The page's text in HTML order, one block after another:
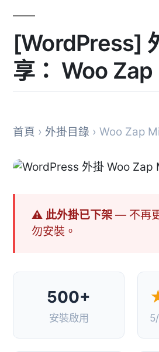
[WordPress]
享： Woo
首頁 › 外掛目錄 › Woo Zap
⚠ 此外掛已下架— 不再
勿安裝。
500+
安裝啟用